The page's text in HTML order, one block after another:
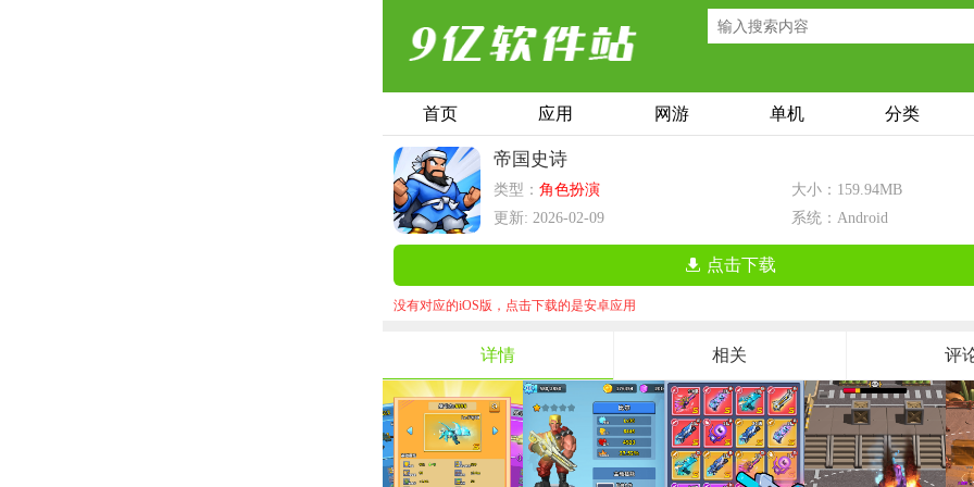
首页 应用 网游 单机 分类
帝国史诗
类型： 角色扮演
大小：159.94MB
更新: 2026-02-09
系统：Android
点击下载
没有对应的iOS版，点击下载的是安卓应用
详情 相关 评